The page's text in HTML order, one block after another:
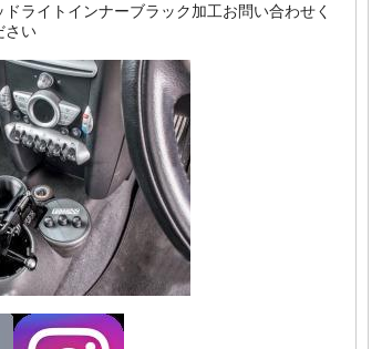
ライトインナーブラック加工お問い合わせく
さい